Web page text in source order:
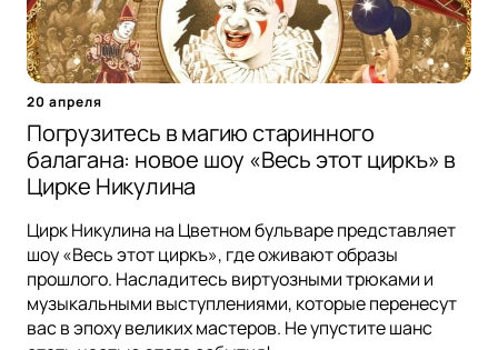
20 апреля
Погрузитесь в магию старинного
балагана: новое шоу «Весь этот циркъ» в
Цирке Никулина
Цирк Никулина на Цветном бульваре представляет
шоу «Весь этот циркъ», где оживают образы
прошлого. Насладитесь виртуозными трюками и
музыкальными выступлениями, которые перенесут
вас в эпоху великих мастеров. Не упустите шанс